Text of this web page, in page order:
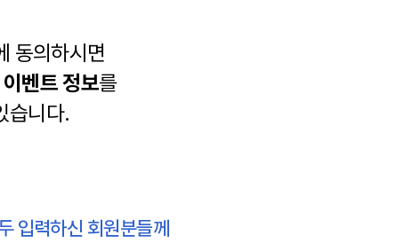
동의하시면
이벤트 정보를
습니다.
입력하신 회원분들께